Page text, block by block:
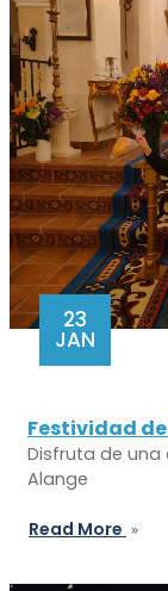
23
JAN
Festividad
Disfruta de
Alange
Read More